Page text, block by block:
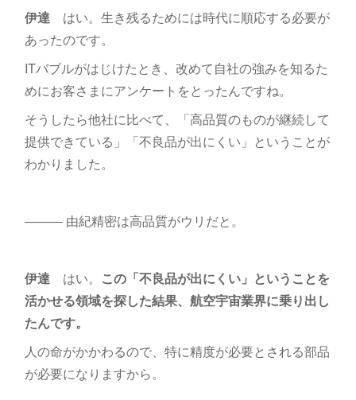
伊達はい。生き残るためには時代に順応する必要が
あったのです。
ITバブルがはじけたとき、改めて自社の強みを知るた
めにお客さまにアンケートをとったんですね。
そうしたら他社に比べて、「高品質のものが継続して
提供できている」「不良品が出にくい」ということが
わかりました。
――― 由紀精密は高品質がウリだと。
伊達はい。 この「不良品が出にくい」ということを
活かせる領域を探した結果、航空宇宙業界に乗り出し
たんです。
人の命がかかわるので、特に精度が必要とされる部品
が必要になりますから。